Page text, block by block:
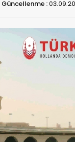
Güncellenme :